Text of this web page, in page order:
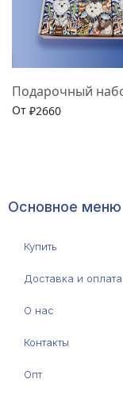
Подарочный
От ₽2660
Основное меню
Купить
Доставка и оплата
О нас
Контакты
Опт